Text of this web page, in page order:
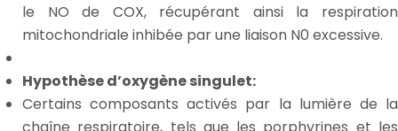
le NO de COX, récupérant ainsi la respiration
mitochondriale inhibée par une liaison N0 excessive.
Hypothèse d’oxygène singulet:
Certains composants activés par la lumière de la